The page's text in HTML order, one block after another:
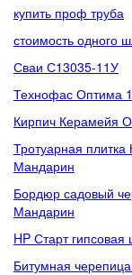
купить проф труба
стоимость одного
Сваи С13035-11У
Технофас Оптима
Кирпич Керамейя
Тротуарная
Мандарин
Бордюр садовый
Мандарин
HP Старт гипсовая
Битумная